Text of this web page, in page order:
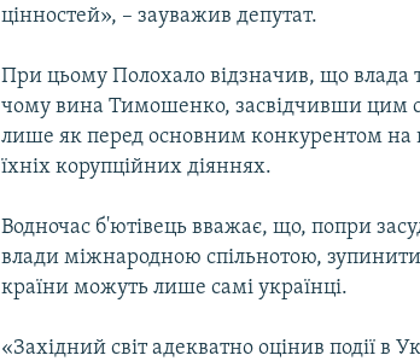
цінностей», – зауважив депутат.
При цьому Полохало відзначив, що влада
чому вина Тимошенко, засвідчивши цим
лише як перед основним конкурентом
їхніх корупційних діяннях.
Водночас б'ютівець вважає, що, попри
влади міжнародною спільнотою,
країни можуть лише самі українці.
«Західний світ адекватно оцінив події в